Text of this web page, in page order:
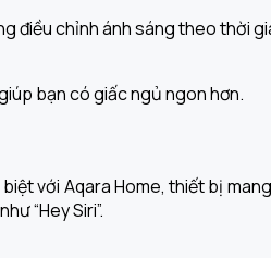
điều chỉnh ánh sáng theo thời
bạn có giấc ngủ ngon hơn.
với Aqara Home, thiết bị
“Hey Siri”.